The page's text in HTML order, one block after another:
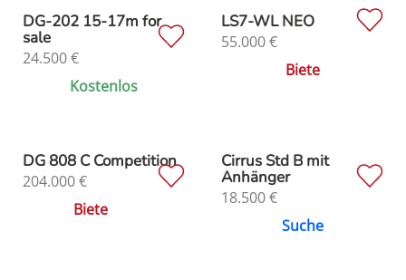
DG-202 15-17m for
sale
24.500€
Kostenlos
LS7-WL NEO
55.000€
Biete
DG 808 C Competition
204.000€
Biete
Cirrus Std B mit
Anhänger
18.500€
Suche